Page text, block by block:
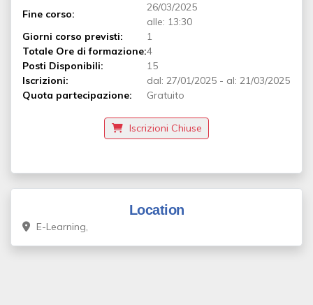
Fine corso:
26/03/2025
alle: 13:30
Giorni corso previsti:
1
Totale Ore di formazione:4
Posti Disponibili:
15
Iscrizioni:
dal: 27/01/2025 - al: 21/03/2025
Quota partecipazione:
Gratuito
Iscrizioni Chiuse
Location
E-Learning,